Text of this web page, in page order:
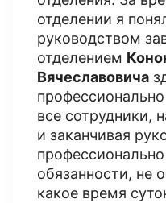
отделении я
руководством
отделением
Вячеславовича
все сотрудники,
и заканчивая
обязанности, не
какое время